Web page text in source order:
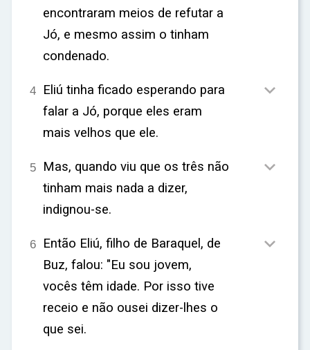
encontraram meios de refutar a
Jó, e mesmo assim o tinham
condenado.
4 Eliú tinha ficado esperando para
falar a Jó, porque eles eram
mais velhos que ele.

5 Mas, quando viu que os três não
tinham mais nada a dizer,
indignou-se.

6 Então Eliú, filho de Baraquel, de
Buz, falou: "Eu sou jovem,
vocês têm idade. Por isso tive
receio e não ousei dizer-lhes o
que sei.
